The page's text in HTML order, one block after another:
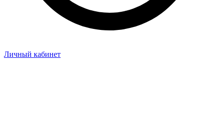
Личный кабинет